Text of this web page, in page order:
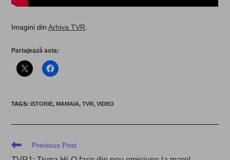
Imagini dinArhiva TVR.
Partajează asta:
TAGS: ISTORIE, MAMAIA, TVR, VIDEO
Read
Previous Post